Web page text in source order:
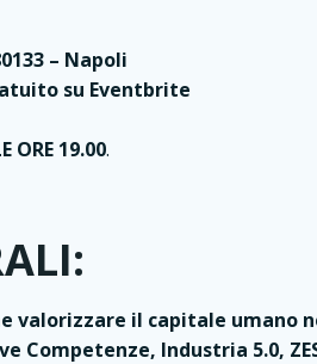
– Napoli
su Eventbrite
ORE 19.00.
valorizzare il capitale umano
Competenze, Industria 5.0,